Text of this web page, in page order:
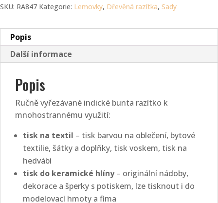
SKU: RA847 Kategorie: Lemovky, Dřevěná razítka, Sady
Popis
Další informace
Popis
Ručně vyřezávané indické bunta razítko k
mnohostrannému využití:
tisk na textil – tisk barvou na oblečení, bytové
textilie, šátky a doplňky, tisk voskem, tisk na
hedvábí
tisk do keramické hlíny– originální nádoby,
dekorace a šperky s potiskem, lze tisknout i do
modelovací hmoty a fima